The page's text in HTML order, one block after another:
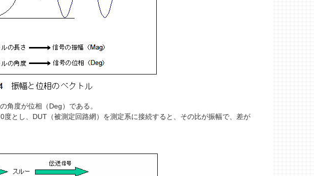
度が位相（Deg）である。
とし、DUT（被測定回路網）を測定系に接続すると、その比が振幅で、差が